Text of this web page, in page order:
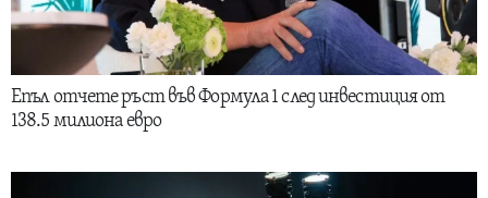
Епъл отчете ръст във Формула 1 след инвестиция от
138.5 милиона евро